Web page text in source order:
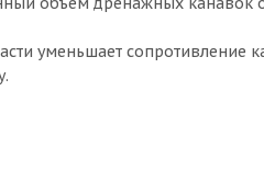
уменьшает сопротивление